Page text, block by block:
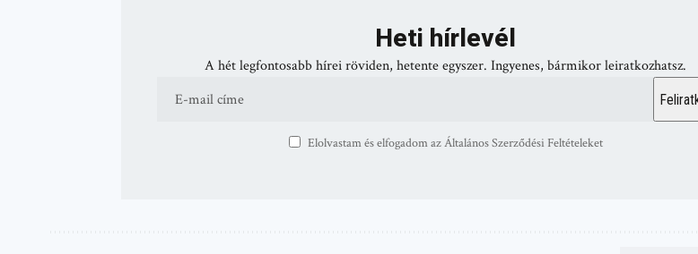
Heti hírlevél
A hét legfontosabb hírei röviden, hetente egyszer. Ingyenes, bármikor leiratkozhatsz.
Elolvastam és elfogadom az Általános Szerződési Feltételeket